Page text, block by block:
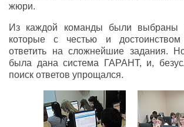
жюри.
Из каждой команды были выбраны
которые с честью и
ответить на сложнейшие задания.
была дана система ГАРАНТ, и,
поиск ответов упрощался.